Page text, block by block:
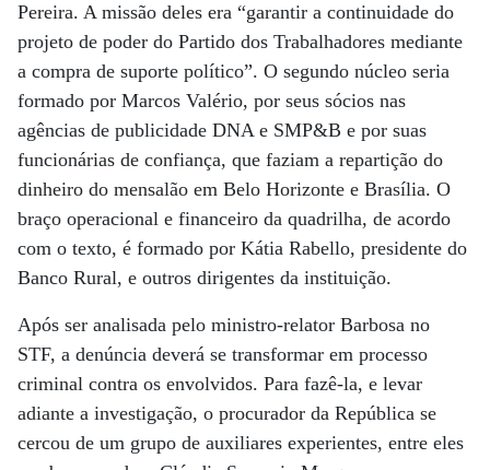
Pereira. A missão deles era “garantir a continuidade do
projeto de poder do Partido dos Trabalhadores mediante
a compra de suporte político”. O segundo núcleo seria
formado por Marcos Valério, por seus sócios nas
agências de publicidade DNA e SMP&B e por suas
funcionárias de confiança, que faziam a repartição do
dinheiro do mensalão em Belo Horizonte e Brasília. O
braço operacional e financeiro da quadrilha, de acordo
com o texto, é formado por Kátia Rabello, presidente do
Banco Rural, e outros dirigentes da instituição.
Após ser analisada pelo ministro-relator Barbosa no
STF, a denúncia deverá se transformar em processo
criminal contra os envolvidos. Para fazê-la, e levar
adiante a investigação, o procurador da República se
cercou de um grupo de auxiliares experientes, entre eles